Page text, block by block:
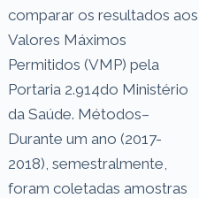
comparar os resultados aos
Valores Máximos
Permitidos (VMP) pela
Portaria 2.914do Ministério
da Saúde. Métodos–
Durante um ano (2017-
2018), semestralmente,
foram coletadas amostras